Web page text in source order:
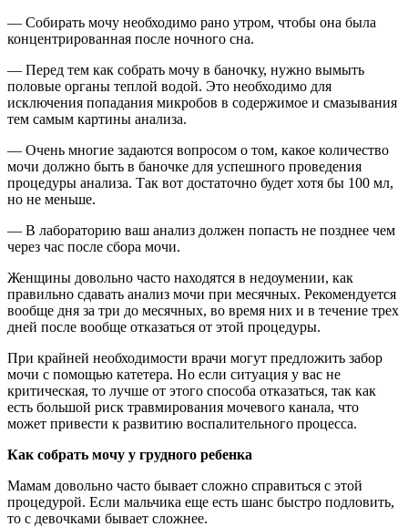
— Собирать мочу необходимо рано утром, чтобы она была
концентрированная после ночного сна.
— Перед тем как собрать мочу в баночку, нужно вымыть
половые органы теплой водой. Это необходимо для
исключения попадания микробов в содержимое и смазывания
тем самым картины анализа.
— Очень многие задаются вопросом о том, какое количество
мочи должно быть в баночке для успешного проведения
процедуры анализа. Так вот достаточно будет хотя бы 100 мл,
но не меньше.
— В лабораторию ваш анализ должен попасть не позднее чем
через час после сбора мочи.
Женщины довольно часто находятся в недоумении, как
правильно сдавать анализ мочи при месячных. Рекомендуется
вообще дня за три до месячных, во время них и в течение трех
дней после вообще отказаться от этой процедуры.
При крайней необходимости врачи могут предложить забор
мочи с помощью катетера. Но если ситуация у вас не
критическая, то лучше от этого способа отказаться, так как
есть большой риск травмирования мочевого канала, что
может привести к развитию воспалительного процесса.
Как собрать мочу у грудного ребенка
Мамам довольно часто бывает сложно справиться с этой
процедурой. Если мальчика еще есть шанс быстро подловить,
то с девочками бывает сложнее.